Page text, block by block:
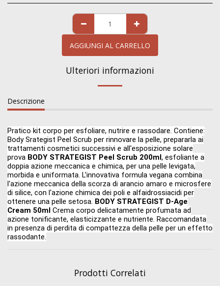
AGGIUNGI AL CARRELLO
Ulteriori informazioni
Descrizione
Pratico kit corpo per esfoliare, nutrire e rassodare. Contiene:
Body Srategist Peel Scrub per rinnovare la pelle, prepararla ai
trattamenti cosmetici successivi e all'esposizione solare
prova BODY STRATEGIST Peel Scrub 200ml, esfoliante a
doppia azione meccanica e chimica, per una pelle levigata,
morbida e uniformata. L'innovativa formula vegana combina
l'azione meccanica della scorza di arancio amaro e microsfere
di silice, con l'azione chimica dei poli e alfaidrossiacidi per
ottenere una pelle setosa. BODY STRATEGIST D-Age
Cream 50ml Crema corpo delicatamente profumata ad
azione tonificante, elasticizzante e nutriente. Raccomandata
in presenza di perdita di compattezza della pelle per un effetto
rassodante.
Prodotti Correlati